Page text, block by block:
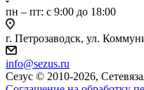
пн – пт: с 9:00 до 18:00
г. Петрозаводск, ул.
info@sezus.ru
Сезус © 2010-2026,